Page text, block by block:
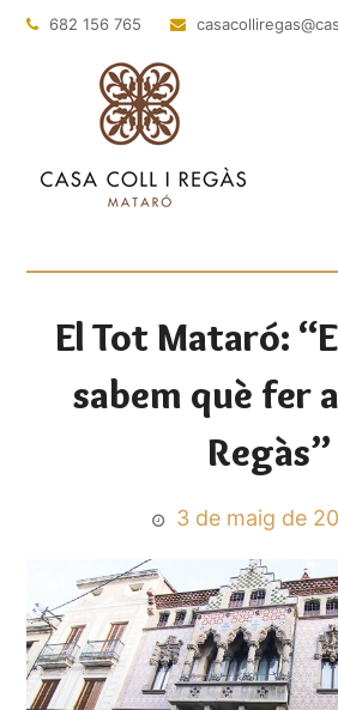
682 156 765 casacolliregas
El Tot Mataró:
sabem què fer
Regàs”
3 de maig de